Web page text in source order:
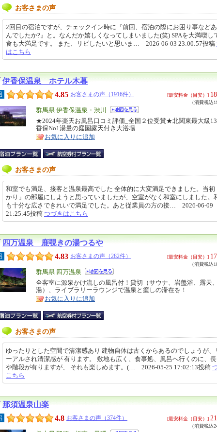
お客さまの声
2回目の宿泊ですが、チェックイン時に『前回、宿泊の際にお困り事など
んでしたか?』と。なんだか嬉しくなってしまいました(笑) SPAを大満喫し
食も大満足です。 また、リピしたいと思いま… 2026-06-03 23:00:57投稿
はこちら
伊香保温泉 ホテル木暮
4.85 お客さまの声（1916件） [最安料金（目安）]
（消費税込
エ
リ
ア
群馬県 伊香保温泉・渋川
特
徴
★2024年楽天お風呂口コミ評価_全国２位受賞★北関東最大級
香保No1湯量の庭園露天付き大浴場
お気に入りに追加
お客さまの声
和室でも満足、接客と温泉最高でした 全体的に大変満足できました。当初
かり」の部屋にしようと思っていましたが、空室がなく和室にしました。
も十分な広さできれいで満足でした。あと従業員の方の接… 2026-06-09
21:25:45投稿 つづきはこちら
四万温泉 鹿覗きの湯つるや
4.83 お客さまの声（282件） [最安料金（目安）]
（消費税込
エ
リ
ア
群馬県 四万温泉
特
徴
全客室に源泉かけ流しの風呂付！貸切（サウナ、岩盤浴、露天
湯）、ライブラリーラウンジで温泉と癒しの滞在を！
お気に入りに追加
お客さまの声
ゆったりとした空間で清潔感あり 建物自体は古くからあるのでしょうが、
ーアルされ清潔感が 有ります。 敷地も広く、食事処、風呂へ行くのに、
や階段が有りますが、 それも楽しめます。(… 2026-05-25 17:02:13投稿
こちら
那須温泉山楽
4.8 お客さまの声（374件） [最安料金（目安）]
（消費税込